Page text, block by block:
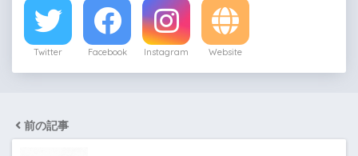
Twitter Facebook Instagram Website
前の記事